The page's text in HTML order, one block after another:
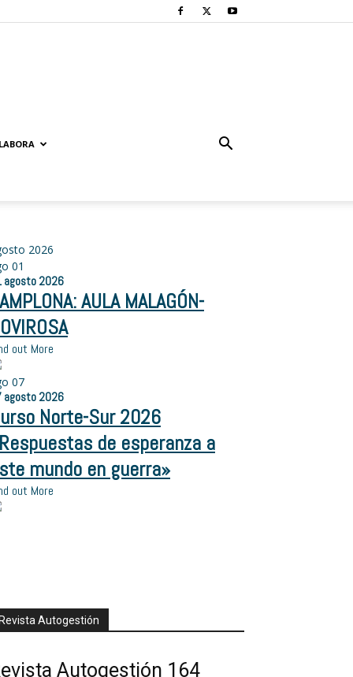
2026
01
agosto 2026
AULA MALAGÓN-
out More
07
agosto 2026
Norte-Sur 2026
de esperanza a
mundo en guerra»
out More
Revista Autogestión
Autogestión 164